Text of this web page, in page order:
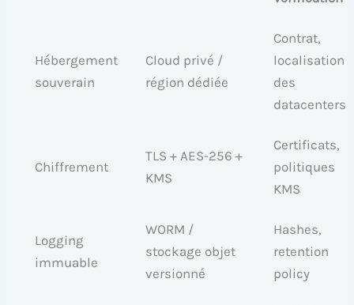
Hébergement
souverain
Cloud privé /
région dédiée
Contrat,
localisation
des
datacenters
Chiffrement
TLS + AES-256 +
KMS
Certificats,
politiques
KMS
Logging
immuable
WORM /
stockage objet
versionné
Hashes,
retention
policy